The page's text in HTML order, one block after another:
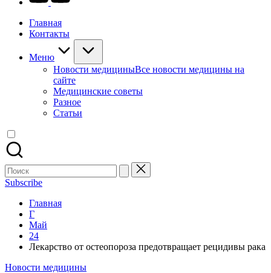
Главная
Контакты
Меню
Новости медициныВсе новости медицины на
сайте
Медицинские советы
Разное
Статьи
Поиск
для:
Subscribe
Главная
Г
Май
24
Лекарство от остеопороза предотвращает рецидивы рака
Опубликовано
Новости медицины